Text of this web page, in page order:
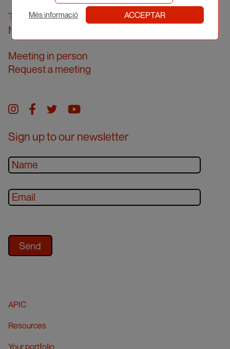
Telephone answering hours
Monday to Friday from 10.00 am to 2.00 pm
Meeting in person
Request a meeting
Instagram
facebook
twitteryoutube
Sign up to our newsletter
APIC
Resources
Your portfolio
Més informació ACCEPTAR